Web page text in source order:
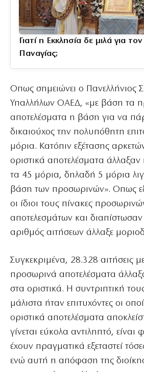
Γιατί η Εκκλησία δε μιλά για
Παναγίας;
Οπως σημειώνει ο Πανελλήνιος
Υπαλλήλων ΟΑΕΔ, «με βάση τα
αποτελέσματα η βάση για να
δικαιούχος την πολυπόθητη
μόρια. Κατόπιν εξέτασης
οριστικά αποτελέσματα
τα 45 μόρια, δηλαδή 5 μόρια
βάση των προσωρινών». Οπως
οι ίδιοι τους πίνακες
αποτελεσμάτων και διαπίστωσαν
αριθμός αιτήσεων άλλαξε
Συγκεκριμένα, 28.328 αιτήσεις
προσωρινά αποτελέσματα
στα οριστικά. Η συντριπτική
μάλιστα ήταν επιτυχόντες οι
οριστικά αποτελέσματα
γίνεται εύκολα αντιληπτό,
έχουν πραγματικά εξεταστεί
ενώ αυτή η απόφαση της